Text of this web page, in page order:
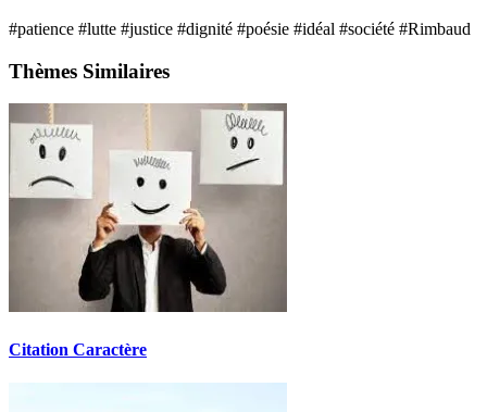
#patience #lutte #justice #dignité #poésie #idéal #société #Rimbaud
Thèmes Similaires
Citation Caractère